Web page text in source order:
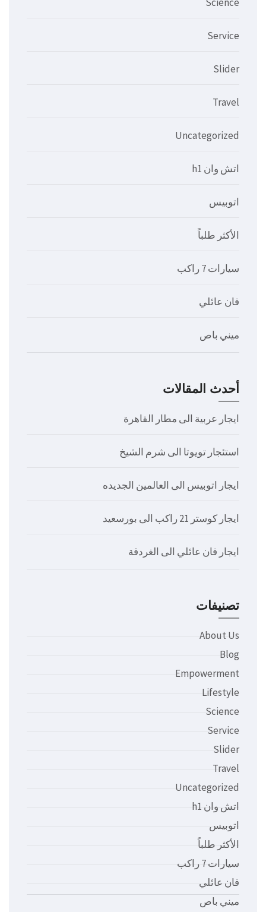
Science
Service
Slider
Travel
Uncategorized
اتش وان h1
اتوبيس
الأكثر طلباً
سيارات 7 راكب
فان عائلي
ميني باص
أحدث المقالات
ايجار عربية الى مطار القاهرة
استئجار تويوتا الى شرم الشيخ
ايجار اتوبيس الى العالمين الجديده
ايجار كوستر 21 راكب الى بورسعيد
ايجار فان عائلي الى الغردقة
تصنيفات
About Us
Blog
Empowerment
Lifestyle
Science
Service
Slider
Travel
Uncategorized
اتش وان h1
اتوبيس
الأكثر طلباً
سيارات 7 راكب
فان عائلي
ميني باص